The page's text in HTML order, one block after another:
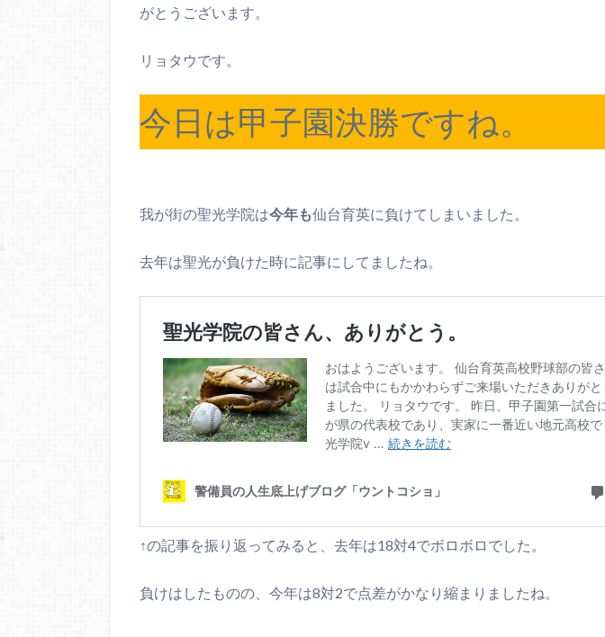
がとうございます。
リョタウです。
今日は甲子園決勝ですね。
我が街の聖光学院は今年も仙台育英に負けてしまいました。
去年は聖光が負けた時に記事にしてましたね。
↑の記事を振り返ってみると、去年は18対4でボロボロでした。
負けはしたものの、今年は8対2で点差がかなり縮まりましたね。